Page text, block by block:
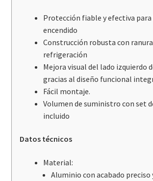
Protección fiable y efectiva para
encendido
Construcción robusta con
refrigeración
Mejora visual del lado izquierdo
gracias al diseño funcional
Fácil montaje.
Volumen de suministro con set
incluido
Datos técnicos
Material:
Aluminio con acabado preciso